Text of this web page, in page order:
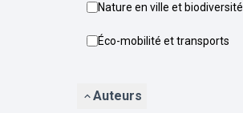
Nature en ville et biodiversité
Éco-mobilité et transports
Auteurs